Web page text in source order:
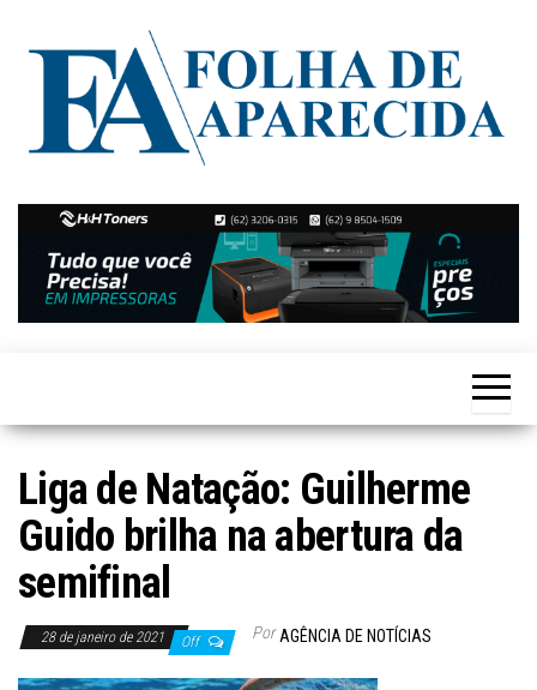
Folha de
Aparecida
Notícias
de
Aparecida
de
Goiânia
Liga de Natação: Guilherme
Guido brilha na abertura da
semifinal
28 de janeiro de 2021 Off Por AGÊNCIA DE NOTÍCIAS